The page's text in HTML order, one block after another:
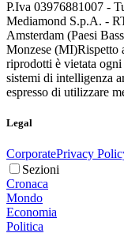
P.Iva 03976881007 -
Mediamond S.p.A. -
Amsterdam (Paesi
Monzese (MI)Rispetto
riprodotti è vietata
sistemi di intelligenza
espresso di utilizzare
Legal
CorporatePrivacy
Sezioni
Cronaca
Mondo
Economia
Politica